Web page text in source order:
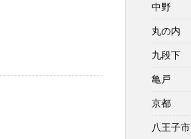
中野
丸の内
九段下
亀戸
京都
八王子市